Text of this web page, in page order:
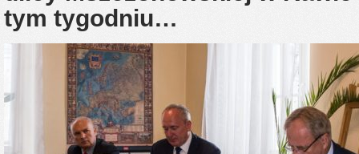
tym tygodniu…